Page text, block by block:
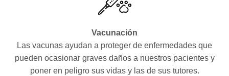
Vacunación
Las vacunas ayudan a proteger de enfermedades que
pueden ocasionar graves daños a nuestros pacientes y
poner en peligro sus vidas y las de sus tutores.